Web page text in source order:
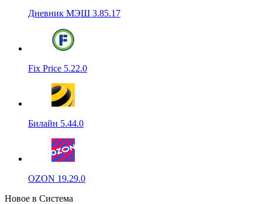
Дневник МЭШ 3.85.17
Fix Price 5.22.0
Билайн 5.44.0
OZON 19.29.0
Новое в Система